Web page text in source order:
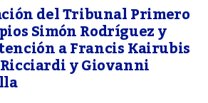
del Tribunal Primero
Simón Rodríguez y
a Francis Kairubis
y Giovanni